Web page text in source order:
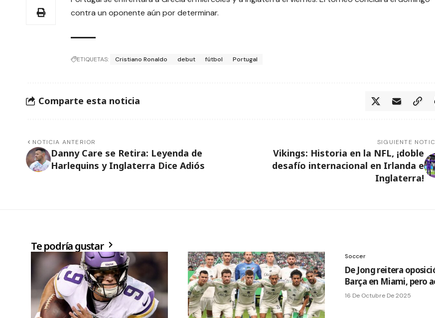
contra un oponente aún por determinar.
ETIQUETAS: Cristiano Ronaldo debut fútbol Portugal
Comparte esta noticia
NOTICIA ANTERIOR
Danny Care se Retira: Leyenda de
Harlequins y Inglaterra Dice Adiós
SIGUIENTE
Vikings: Historia en la NFL, ¡doble
desafío internacional en Irlanda e
Inglaterra!
Te podría gustar
Soccer
De Jong reitera
Barça en Miami, pero
16 De Octubre De 2025